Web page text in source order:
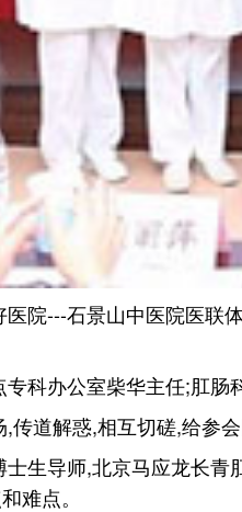
院---石景山中医院医联
科办公室柴华主任;肛
道解惑,相互切磋,给参
生导师,北京马应龙长
难点。